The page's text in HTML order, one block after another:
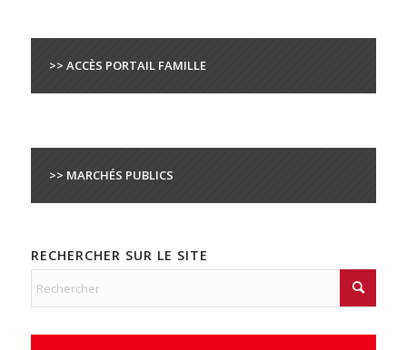
>> ACCÈS PORTAIL FAMILLE
>> MARCHÉS PUBLICS
RECHERCHER SUR LE SITE